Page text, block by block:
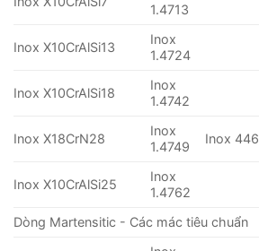
1.4713
Inox X10CrAlSi13
Inox
1.4724
Inox X10CrAlSi18
Inox
1.4742
Inox X18CrN28
Inox
1.4749
Inox 446
Inox X10CrAlSi25
Inox
1.4762
Dòng Martensitic - Các mác tiêu chuẩn